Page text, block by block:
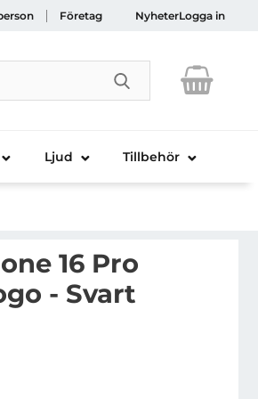
Företag NyheterLogga in
Genomför
Ljud Tillbehör
16 Pro
- Svart